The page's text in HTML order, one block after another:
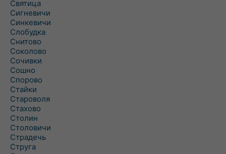
Святица
Сигневичи
Синкевичи
Слобудка
Снитово
Соколово
Сочивки
Сошно
Спорово
Стайки
Староволя
Стахово
Столин
Столовичи
Страдечь
Струга